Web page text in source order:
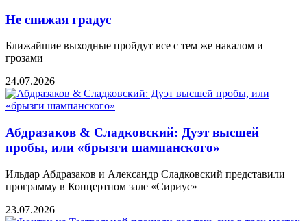
Не снижая градус
Ближайшие выходные пройдут все с тем же накалом и
грозами
24.07.2026
Абдразаков & Сладковский: Дуэт высшей
пробы, или «брызги шампанского»
Ильдар Абдразаков и Александр Сладковский представили
программу в Концертном зале «Сириус»
23.07.2026